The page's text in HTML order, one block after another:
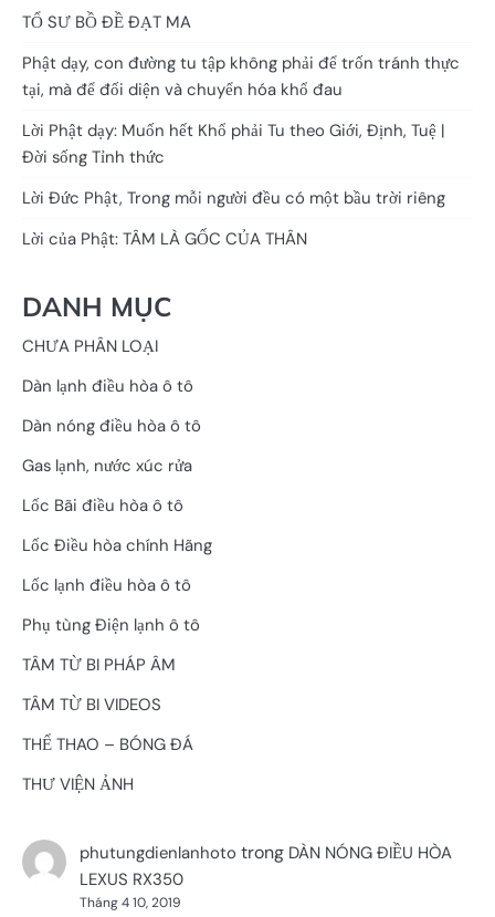
TỔ SƯ BỒ ĐỀ ĐẠT MA
Phật dạy, con đường tu tập không phải để trốn tránh thực
tại, mà để đối diện và chuyển hóa khổ đau
Lời Phật dạy: Muốn hết Khổ phải Tu theo Giới, Định, Tuệ |
Đời sống Tỉnh thức
Lời Đức Phật, Trong mỗi người đều có một bầu trời riêng
Lời của Phật: TÂM LÀ GỐC CỦA THÂN
DANH MỤC
CHƯA PHÂN LOẠI
Dàn lạnh điều hòa ô tô
Dàn nóng điều hòa ô tô
Gas lạnh, nước xúc rửa
Lốc Bãi điều hòa ô tô
Lốc Điều hòa chính Hãng
Lốc lạnh điều hòa ô tô
Phụ tùng Điện lạnh ô tô
TÂM TỪ BI PHÁP ÂM
TÂM TỪ BI VIDEOS
THỂ THAO – BÓNG ĐÁ
THƯ VIỆN ẢNH
phutungdienlanhoto trong DÀN NÓNG ĐIỀU HÒA
LEXUS RX350
Tháng 4 10, 2019